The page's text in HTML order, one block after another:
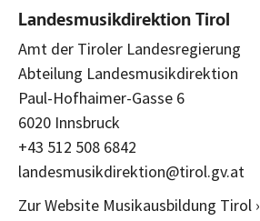
Landesmusikdirektion Tirol
Amt der Tiroler Landesregierung
Abteilung Landesmusikdirektion
Paul-Hofhaimer-Gasse 6
6020 Innsbruck
+43 512 508 6842
landesmusikdirektion@tirol.gv.at
Zur Website Musikausbildung Tirol ›